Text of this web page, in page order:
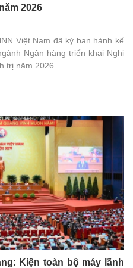
2026
Việt Nam đã ký ban hành kế
Ngân hàng triển khai Nghị
trị năm 2026.
Kiện toàn bộ máy lãnh